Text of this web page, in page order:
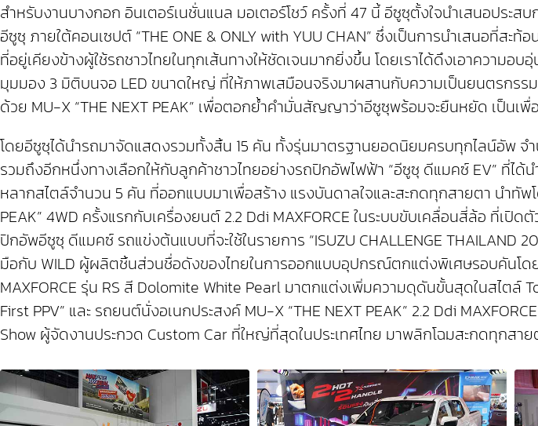
สำหรับงานบางกอก อินเตอร์เนชั่นแนล มอเตอร์โชว์ ครั้งที่ 47 นี้ อีซูซุตั้งใจนำเสนอปร
อีซูซุ ภายใต้คอนเซปต์ “THE ONE & ONLY with YUU CHAN” ซึ่งเป็นการนำเสนอที่ส
ที่อยู่เคียงข้างผู้ใช้รถชาวไทยในทุกเส้นทางให้ชัดเจนมากยิ่งขึ้น โดยเราได้ดึงเอาความอ
มุมมอง 3 มิติบนจอ LED ขนาดใหญ่ ที่ให้ภาพเสมือนจริงมาผสานกับความเป็นยนตรกรรม
ด้วย MU-X “THE NEXT PEAK” เพื่อตอกย้ำคำมั่นสัญญาว่าอีซูซุพร้อมจะยืนหยัด เป็น
โดยอีซูซุได้นำรถมาจัดแสดงรวมทั้งสิ้น 15 คัน ทั้งรุ่นมาตรฐานยอดนิยมครบทุกไลน์อัพ
รวมถึงอีกหนึ่งทางเลือกให้กับลูกค้าชาวไทยอย่างรถปิกอัพไฟฟ้า “อีซูซุ ดีแมคซ์ EV” ที่ไ
หลากสไตล์จำนวน 5 คัน ที่ออกแบบมาเพื่อสร้าง แรงบันดาลใจและสะกดทุกสายตา นำทัพโ
PEAK” 4WD ครั้งแรกกับเครื่องยนต์ 2.2 Ddi MAXFORCE ในระบบขับเคลื่อนสี่ล้อ ที่เ
ปิกอัพอีซูซุ ดีแมคซ์ รถแข่งต้นแบบที่จะใช้ในรายการ “ISUZU CHALLENGE THAILAND
มือกับ WILD ผู้ผลิตชิ้นส่วนชื่อดังของไทยในการออกแบบอุปกรณ์ตกแต่งพิเศษรอบคันโดย
MAXFORCE รุ่น RS สี Dolomite White Pearl มาตกแต่งเพิ่มความดุดันขั้นสุดในสไตล์
First PPV” และ รถยนต์นั่งอเนกประสงค์ MU-X “THE NEXT PEAK” 2.2 Ddi
Show ผู้จัดงานประกวด Custom Car ที่ใหญ่ที่สุดในประเทศไทย มาพลิกโฉมสะกดทุกส